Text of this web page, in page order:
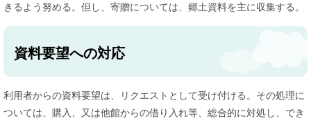
きるよう努める。但し、寄贈については、郷土資料を主に収集する。
資料要望への対応
利用者からの資料要望は、リクエストとして受け付ける。その処理に
ついては、購入、又は他館からの借り入れ等、総合的に対処し、でき